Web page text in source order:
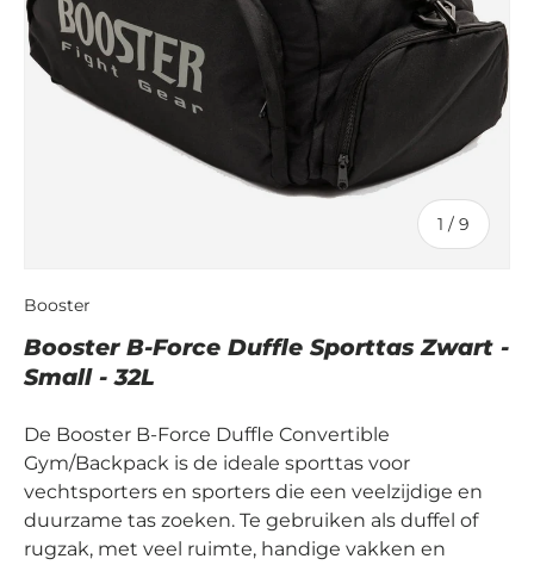
1 / van
9
Booster
Booster B-Force Duffle Sporttas Zwart -
Small - 32L
De Booster B-Force Duffle Convertible
Gym/Backpack is de ideale sporttas voor
vechtsporters en sporters die een veelzijdige en
duurzame tas zoeken. Te gebruiken als duffel of
rugzak, met veel ruimte, handige vakken en